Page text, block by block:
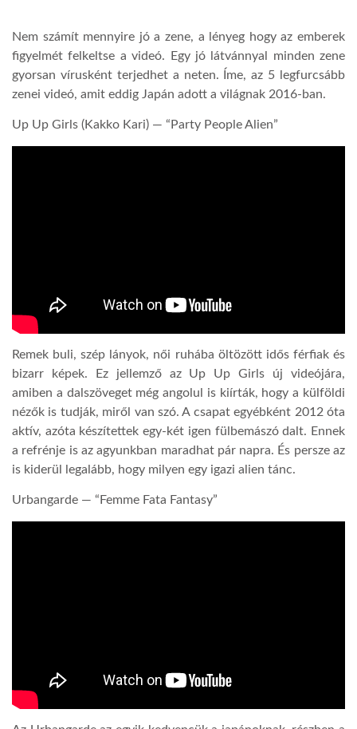
A NAP SZÉPE
LINKTR.EE
GLOBOBOOK
Nem számít mennyire jó a zene, a lényeg hogy az emberek
figyelmét felkeltse a videó. Egy jó látvánnyal minden zene
gyorsan vírusként terjedhet a neten. Íme, az 5 legfurcsább
zenei videó, amit eddig Japán adott a világnak 2016-ban.
Up Up Girls (Kakko Kari) — “Party People Alien”
Remek buli, szép lányok, női ruhába öltözött idős férfiak és
bizarr képek. Ez jellemző az Up Up Girls új videójára,
amiben a dalszöveget még angolul is kiírták, hogy a külföldi
nézők is tudják, miről van szó. A csapat egyébként 2012 óta
aktív, azóta készítettek egy-két igen fülbemászó dalt. Ennek
a refrénje is az agyunkban maradhat pár napra. És persze az
is kiderül legalább, hogy milyen egy igazi alien tánc.
Urbangarde — “Femme Fata Fantasy”